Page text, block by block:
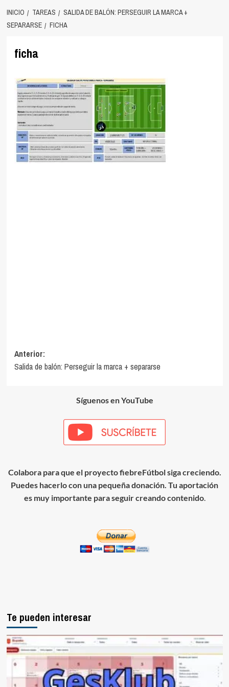
INICIO TAREAS
SALIDA DE BALÓN: PERSEGUIR LA MARCA +
SEPARARSE
FICHA
ficha
Navegación
de
Anterior:
Salida de balón: Perseguir la marca + separarse
Síguenos en YouTube
Colabora para que el proyecto fiebreFútbol siga creciendo.
Puedes hacerlo con una pequeña donación. Tu aportación
es muy importante para seguir creando contenido.
Te pueden interesar